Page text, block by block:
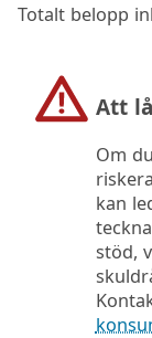
Totalt belopp
Att
Om
kan
stöd,